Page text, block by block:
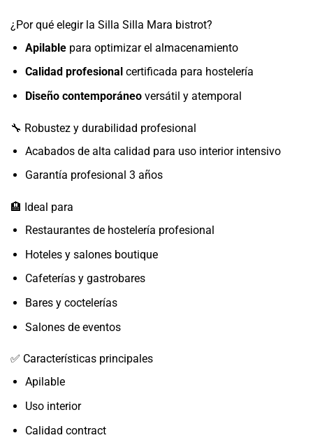
¿Por qué elegir la Silla Silla Mara bistrot?
Apilablepara optimizar el almacenamiento
Calidad profesional certificada para hostelería
Diseño contemporáneoversátil y atemporal
🔧 Robustez y durabilidad profesional
Acabados de alta calidad para uso interior intensivo
Garantía profesional 3 años
🏨 Ideal para
Restaurantes de hostelería profesional
Hoteles y salones boutique
Cafeterías y gastrobares
Bares y coctelerías
Salones de eventos
✅ Características principales
Apilable
Uso interior
Calidad contract